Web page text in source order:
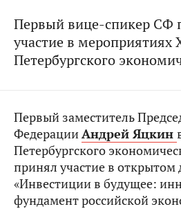
Первый вице-спикер СФ
участие в мероприятиях
Петербургского
Первый заместитель
ФедерацииАндрей Яцкин
Петербургского
принял участие в открытом
«Инвестиции в будущее:
фундамент российской